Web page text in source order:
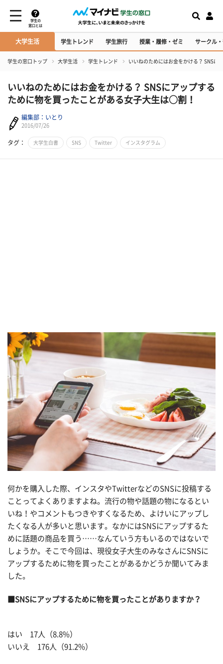
学生の
窓口とは
大学生活 学生トレンド 学生旅行 授業・履修・ゼミ サークル
学生の窓口トップ 大学生活 学生トレンド いいねのためにはお金をかける？ SNS
いいねのためにはお金をかける？ SNSにアップする
ために物を買ったことがある女子大生は○割！
編集部：いとり
2016/07/26
タグ： 大学生白書 SNS Twitter インスタグラム
何かを購入した際、インスタやTwitterなどのSNSに投稿する
ことってよくありますよね。流行の物や話題の物になるとい
いね！やコメントもつきやすくなるため、よけいにアップし
たくなる人が多いと思います。なかにはSNSにアップするた
めに話題の商品を買う……なんていう方もいるのではないで
しょうか。そこで今回は、現役女子大生のみなさんにSNSに
アップするために物を買ったことがあるかどうか聞いてみま
した。
■SNSにアップするために物を買ったことがありますか？
はい 17人（8.8%）
いいえ 176人（91.2%）